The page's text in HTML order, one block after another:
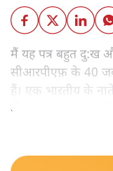
मैं यह पत्र बहुत दु:ख
सीआरपीएफ़ के 40
हैं। एक भारतीय के
की भावना से भरे हुए हैं।